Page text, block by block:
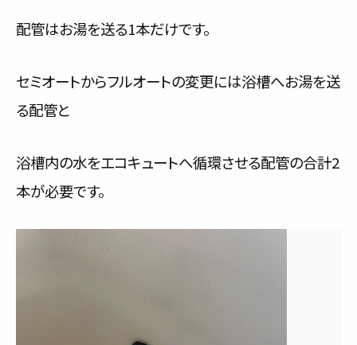
配管はお湯を送る1本だけです。
セミオートからフルオートの変更には浴槽へお湯を送
る配管と
浴槽内の水をエコキュートへ循環させる配管の合計2
本が必要です。